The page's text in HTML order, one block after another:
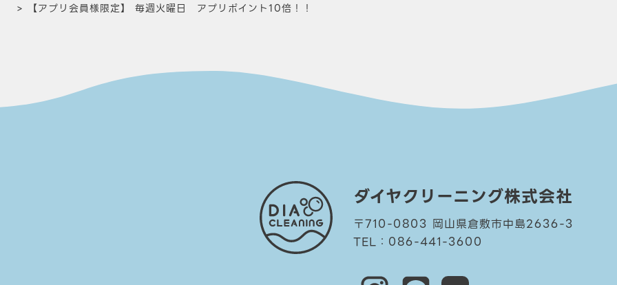
> 【アプリ会員様限定】 毎週火曜日 アプリポイント10倍！！
ダイヤクリーニング株式会社
〒710-0803 岡山県倉敷市中島2636-3
TEL：086-441-3600